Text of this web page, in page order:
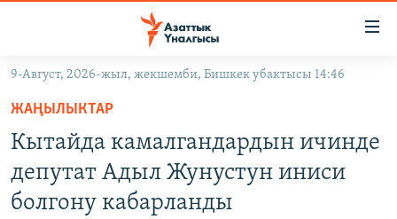
Навигацияга
өтүңүз
Издөөгө
салыңыз
УКРАИНА
9-Август, 2026-жыл, жекшемби, Бишкек убактысы 14:46
ЖАҢЫЛЫКТАР
Кытайда камалгандардын ичинде
депутат Адыл Жунустун иниси
болгону кабарланды